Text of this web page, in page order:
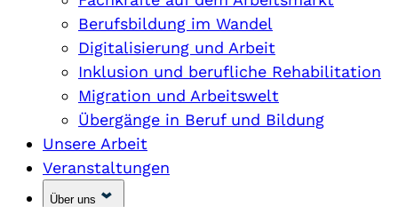
Berufsbildung im Wandel
Digitalisierung und Arbeit
Inklusion und berufliche Rehabilitation
Migration und Arbeitswelt
Übergänge in Beruf und Bildung
Unsere Arbeit
Veranstaltungen
Über uns